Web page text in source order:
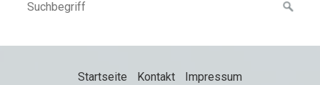
Startseite Kontakt Impressum